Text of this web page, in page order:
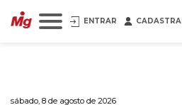
ENTRAR
sábado, 8 de agosto de 2026